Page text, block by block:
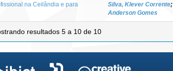
na Ceilândia e para
Silva, Klever Corrente;
Anderson Gomes
resultados 5 a 10 de 10